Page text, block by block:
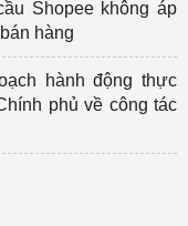
Shopee không áp
hàng
hành động thực
phủ về công tác